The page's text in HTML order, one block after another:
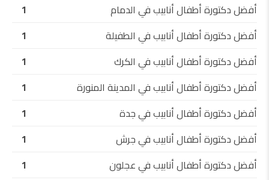
أفضل دكتورة أطفال أنابيب في الدمام
1
أفضل دكتورة أطفال أنابيب في الطفيلة
1
أفضل دكتورة أطفال أنابيب في الكرك
1
أفضل دكتورة أطفال أنابيب في المدينة المنورة
1
أفضل دكتورة أطفال أنابيب في جدة
1
أفضل دكتورة أطفال أنابيب في جرش
1
أفضل دكتورة أطفال أنابيب في عجلون
1